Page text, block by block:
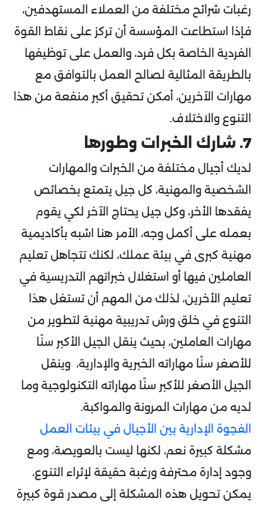
رغبات شرائح مختلفة من العملاء المستهدفين،
فإذا استطاعت المؤسسة أن تركز على نقاط القوة
الفردية الخاصة بكل فرد، والعمل على توظيفها
بالطريقة المثالية لصالح العمل بالتوافق مع
مهارات الآخرين، أمكن تحقيق أكبر منفعة من هذا
التنوع والاختلاف.
7. شارك الخبرات وطورها
لديك أجيال مختلفة من الخبرات والمهارات
الشخصية والمهنية، كل جيل يتمتع بخصائص
يفقدها الأخر، وكل جيل يحتاج الآخر لكي يقوم
بعمله على أكمل وجه، الأمر هنا اشبه بأكاديمية
مهنية كبرى في بيئة عملك، لكنك تتجاهل تعليم
العاملين فيها أو استغلال خبراتهم التدريسية في
تعليم الأخرين، لذلك من المهم أن تستغل هذا
التنوع في خلق ورش تدريبية مهنية لتطوير من
مهارات العاملين، بحيث ينقل الجيل الأكبر سنًا
للأصغر سنًا مهاراته الخبرية والإدارية، وينقل
الجيل الأصغر للأكبر سنًا مهاراته التكنولوجية وما
لديه من مهارات المرونة والمواكبة.
الفجوة الإدارية بين الأجيال في بيئات العمل
مشكلة كبيرة نعم، لكنها ليست بالعويصة، ومع
وجود إدارة محترفة ورغبة حقيقة لإثراء التنوع،
يمكن تحويل هذه المشكلة إلى مصدر قوة كبيرة